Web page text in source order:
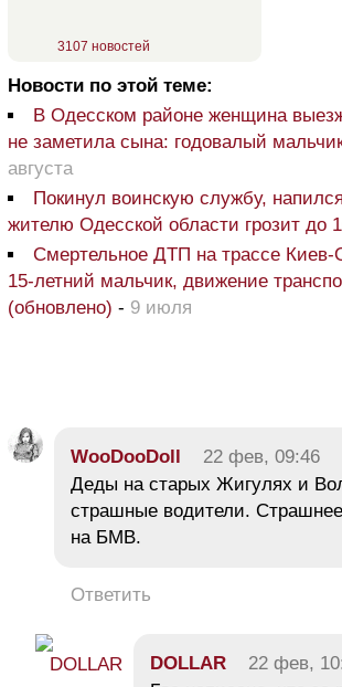
3107 новостей
Новости по этой теме:
В Одесском районе женщина
не заметила сына: годовалый
августа
Покинул воинскую службу,
жителю Одесской области грозит до
Смертельное ДТП на трассе Киев-
15-летний мальчик, движение
(обновлено) - 9 июля
WooDooDoll 22 фев, 09:46
Деды на старых Жигулях и
страшные водители.
на БМВ.
Ответить
DOLLAR 22 фев,